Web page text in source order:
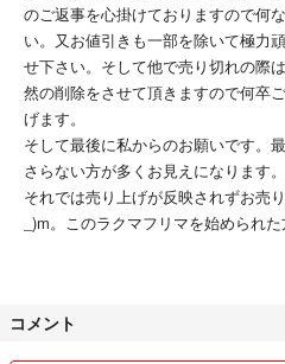
のご返事を心掛けておりますので何
い。又お値引きも一部を除いて極力
せ下さい。そして他で売り切れの際
然の削除をさせて頂きますので何卒
げます。
そして最後に私からのお願いです。
さらない方が多くお見えになります。
それでは売り上げが反映されずお売
_)m。このラクマフリマを始められ
もラクマフリマをよくご存知の方で
コメント